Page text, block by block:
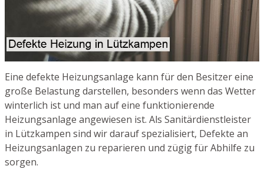
Eine defekte Heizungsanlage kann für den Besitzer eine
große Belastung darstellen, besonders wenn das Wetter
winterlich ist und man auf eine funktionierende
Heizungsanlage angewiesen ist. Als Sanitärdienstleister
in Lützkampen sind wir darauf spezialisiert, Defekte an
Heizungsanlagen zu reparieren und zügig für Abhilfe zu
sorgen.